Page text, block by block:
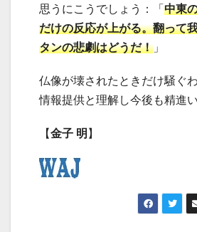
思うにこうでしょう：「 中東
だけの反応が上がる。翻って
タンの悲劇はどうだ！ 」
仏像が壊されたときだけ騒ぐ
情報提供と理解し今後も精進
【金子 明 】